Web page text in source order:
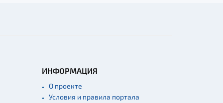
ИНФОРМАЦИЯ
О проекте
Условия и правила портала